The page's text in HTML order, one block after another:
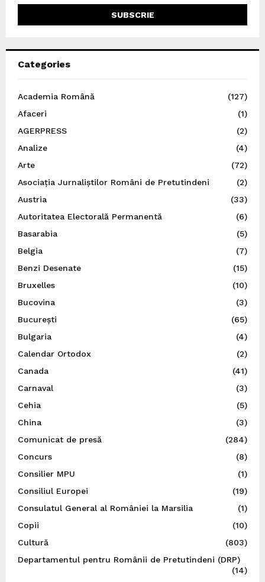
Categories
Academia Română
(127)
Afaceri
(1)
AGERPRESS
(2)
Analize
(4)
Arte
(72)
Asociația Jurnaliștilor Români de Pretutindeni
(2)
Austria
(33)
Autoritatea Electorală Permanentă
(6)
Basarabia
(5)
Belgia
(7)
Benzi Desenate
(15)
Bruxelles
(10)
Bucovina
(3)
București
(65)
Bulgaria
(4)
Calendar Ortodox
(2)
Canada
(41)
Carnaval
(3)
Cehia
(5)
China
(3)
Comunicat de presă
(284)
Concurs
(8)
Consilier MPU
(1)
Consiliul Europei
(19)
Consulatul General al României la Marsilia
(1)
Copii
(10)
Cultură
(803)
Departamentul pentru Românii de Pretutindeni (DRP)
(14)